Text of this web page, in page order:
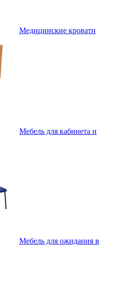
Медицинские кровати
Мебель для кабинета и
Мебель для ожидания в